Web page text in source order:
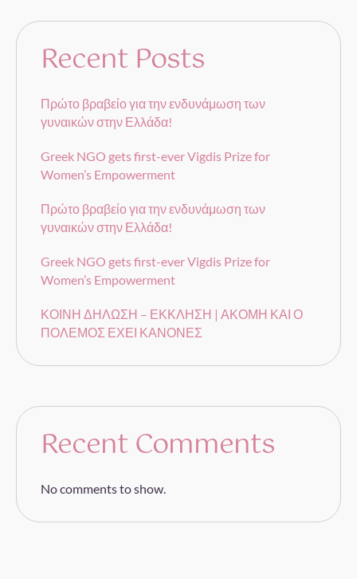
Recent Posts
Πρώτο βραβείο για την ενδυνάμωση των
γυναικών στην Ελλάδα!
Greek NGO gets first-ever Vigdis Prize for
Women’s Empowerment
Πρώτο βραβείο για την ενδυνάμωση των
γυναικών στην Ελλάδα!
Greek NGO gets first-ever Vigdis Prize for
Women’s Empowerment
ΚΟΙΝΗ ΔΗΛΩΣΗ – ΕΚΚΛΗΣΗ | ΑΚΟΜΗ ΚΑΙ Ο
ΠΟΛΕΜΟΣ ΕΧΕΙ ΚΑΝΟΝΕΣ
Recent Comments
No comments to show.